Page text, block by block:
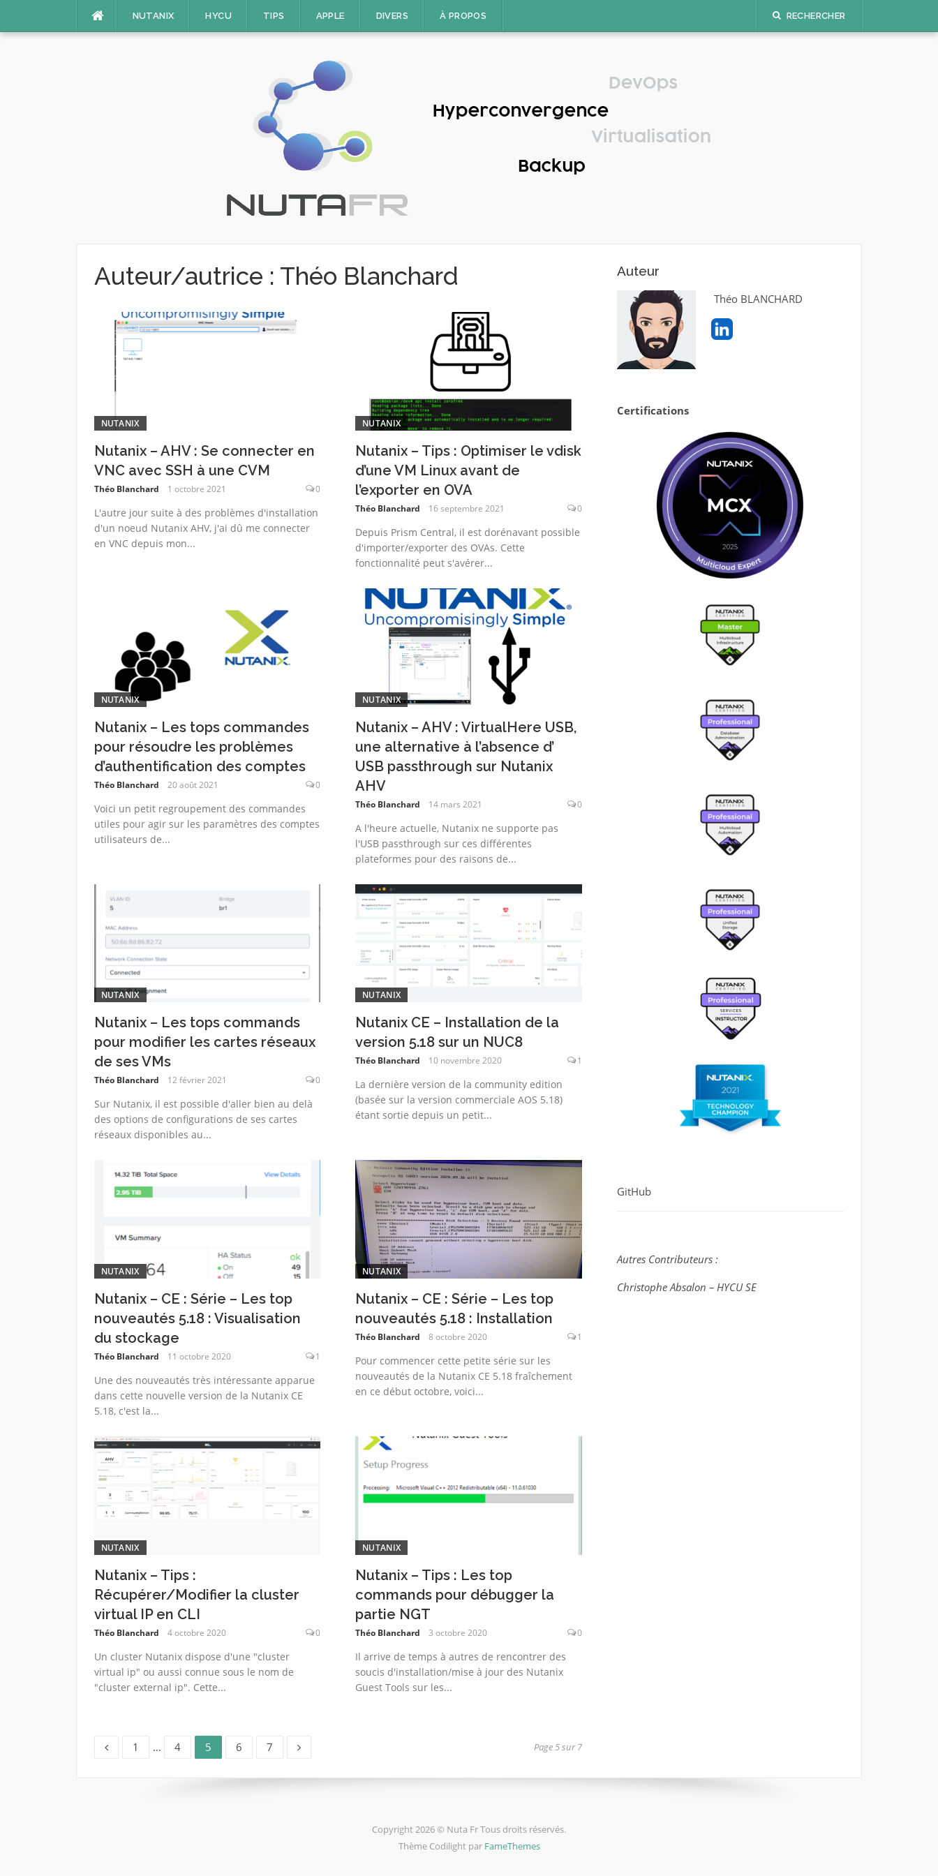
NUTANIX HYCU TIPS APPLE DIVERS À PROPOS RECHERCHER
Auteur/autrice : Théo Blanchard
NUTANIX
Nutanix – AHV : Se connecter en
VNC avec SSH à une CVM
Théo Blanchard 1 octobre 2021 0
L'autre jour suite à des problèmes d'installation
d'un noeud Nutanix AHV, j'ai dû me connecter
en VNC depuis mon...
NUTANIX
Nutanix – Tips : Optimiser le vdisk
d’une VM Linux avant de
l’exporter en OVA
Théo Blanchard 16 septembre 2021 0
Depuis Prism Central, il est dorénavant possible
d'importer/exporter des OVAs. Cette
fonctionnalité peut s'avérer...
NUTANIX
Nutanix – Les tops commandes
pour résoudre les problèmes
d’authentification des comptes
Théo Blanchard 20 août 2021 0
Voici un petit regroupement des commandes
utiles pour agir sur les paramètres des comptes
utilisateurs de...
NUTANIX
Nutanix – AHV : VirtualHere USB,
une alternative à l’absence d’
USB passthrough sur Nutanix
AHV
Théo Blanchard 14 mars 2021 0
A l'heure actuelle, Nutanix ne supporte pas
l'USB passthrough sur ces différentes
plateformes pour des raisons de...
NUTANIX
Nutanix – Les tops commands
pour modifier les cartes réseaux
de ses VMs
Théo Blanchard 12 février 2021 0
Sur Nutanix, il est possible d'aller bien au delà
des options de configurations de ses cartes
réseaux disponibles au...
NUTANIX
Nutanix CE – Installation de la
version 5.18 sur un NUC8
Théo Blanchard 10 novembre 2020 1
La dernière version de la community edition
(basée sur la version commerciale AOS 5.18)
étant sortie depuis un petit...
NUTANIX
Nutanix – CE : Série – Les top
nouveautés 5.18 : Visualisation
du stockage
Théo Blanchard 11 octobre 2020 1
Une des nouveautés très intéressante apparue
dans cette nouvelle version de la Nutanix CE
5.18, c'est la...
NUTANIX
Nutanix – CE : Série – Les top
nouveautés 5.18 : Installation
Théo Blanchard 8 octobre 2020 1
Pour commencer cette petite série sur les
nouveautés de la Nutanix CE 5.18 fraîchement
en ce début octobre, voici...
NUTANIX
Nutanix – Tips :
Récupérer/Modifier la cluster
virtual IP en CLI
Théo Blanchard 4 octobre 2020 0
Un cluster Nutanix dispose d'une "cluster
virtual ip" ou aussi connue sous le nom de
"cluster external ip". Cette...
NUTANIX
Nutanix – Tips : Les top
commands pour débugger la
partie NGT
Théo Blanchard 3 octobre 2020 0
Il arrive de temps à autres de rencontrer des
soucis d'installation/mise à jour des Nutanix
Guest Tools sur les...
Pagination
Page
1 … Page
4 Page
5 Page
6 Page
7 Page 5 sur 7
Auteur
Théo BLANCHARD
Certifications
GitHub
Autres Contributeurs :
Christophe Absalon – HYCU SE
Copyright 2026 © Nuta Fr Tous droits réservés.
Thème Codilight par FameThemes